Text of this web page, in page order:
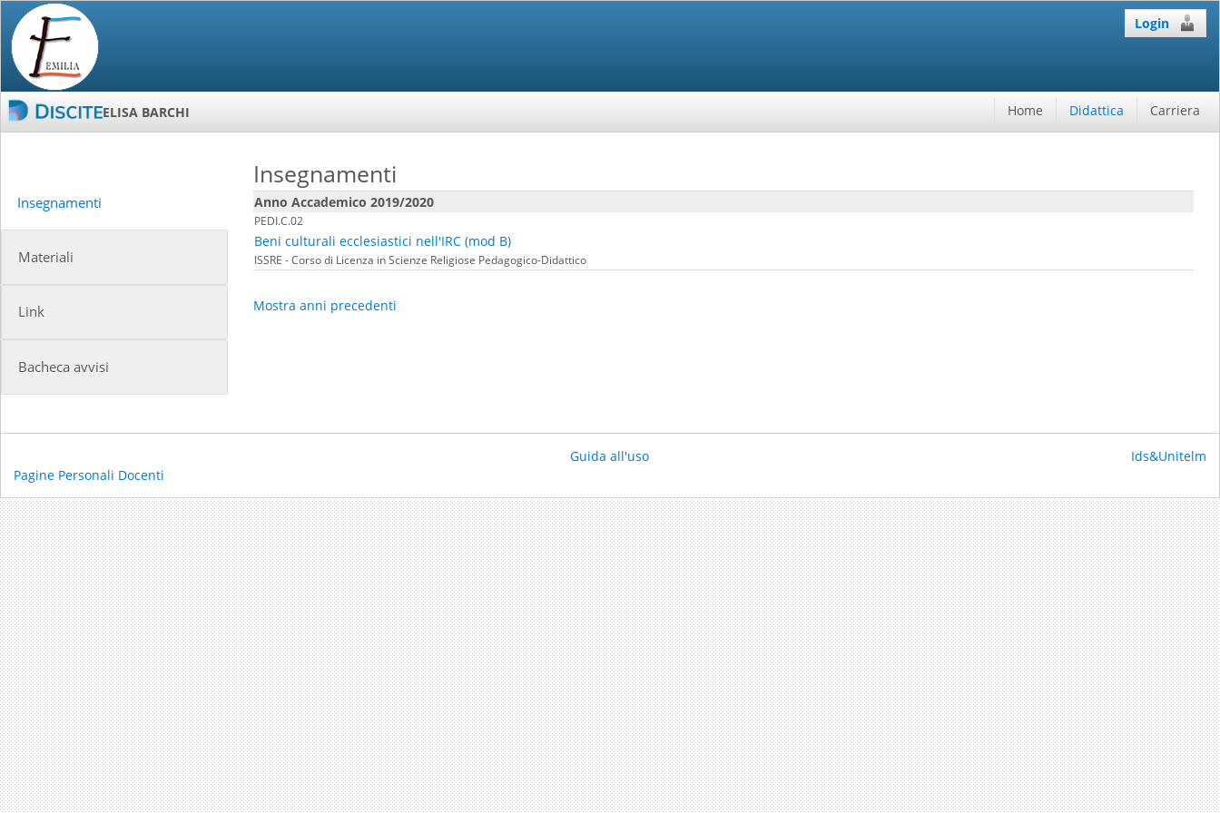
Login
ELISA BARCHI Home Didattica Carriera
Insegnamenti
Materiali
Link
Bacheca avvisi
Insegnamenti
Anno Accademico 2019/2020
PEDI.C.02
Beni culturali ecclesiastici nell'IRC (mod B)
ISSRE - Corso di Licenza in Scienze Religiose Pedagogico-Didattico
Mostra anni precedenti
Pagine Personali Docenti
Guida all'uso Ids&Unitelm